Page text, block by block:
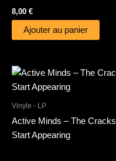
8,00 €
Ajouter au panier
Vinyle - LP
Active Minds – The Cracks
Start Appearing